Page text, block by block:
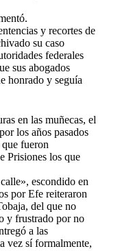
y recortes de
su caso
federales
sus abogados
honrado y seguía
en las muñecas, el
los años pasados
fueron
Prisiones los que
escondido en
por Efe reiteraron
del que no
y frustrado por no
a las
vez sí formalmente,